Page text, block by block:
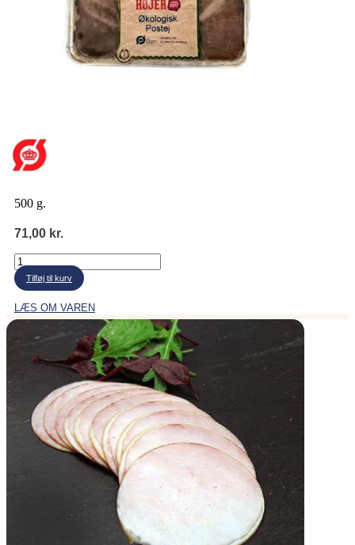
500 g.
71,00 kr.
Leverpostej
antalTilføj til kurv
LÆS OM VAREN